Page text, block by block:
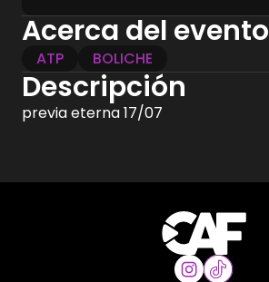
Acerca del evento
ATP BOLICHE
Descripción
previa eterna 17/07